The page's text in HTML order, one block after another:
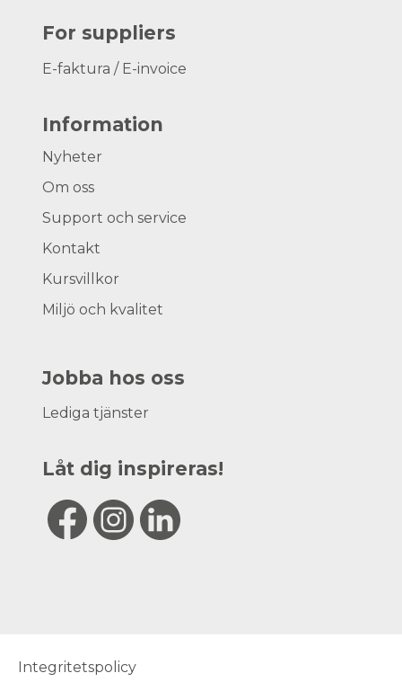
For suppliers
E-faktura / E-invoice
Information
Nyheter
Om oss
Support och service
Kontakt
Kursvillkor
Miljö och kvalitet
Jobba hos oss
Lediga tjänster
Låt dig inspireras!
Integritetspolicy